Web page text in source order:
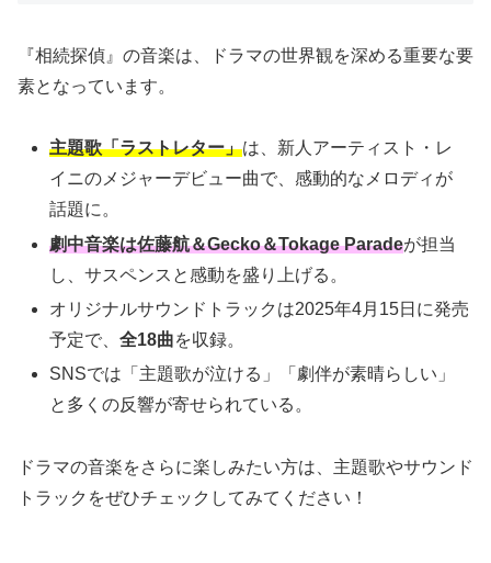
『相続探偵』の音楽は、ドラマの世界観を深める重要な要
素となっています。
主題歌「ラストレター」は、新人アーティスト・レ
イニのメジャーデビュー曲で、感動的なメロディが
話題に。
劇中音楽は佐藤航＆Gecko＆Tokage Paradeが担当
し、サスペンスと感動を盛り上げる。
オリジナルサウンドトラックは2025年4月15日に発売
予定で、全18曲を収録。
SNSでは「主題歌が泣ける」「劇伴が素晴らしい」
と多くの反響が寄せられている。
ドラマの音楽をさらに楽しみたい方は、主題歌やサウンド
トラックをぜひチェックしてみてください！